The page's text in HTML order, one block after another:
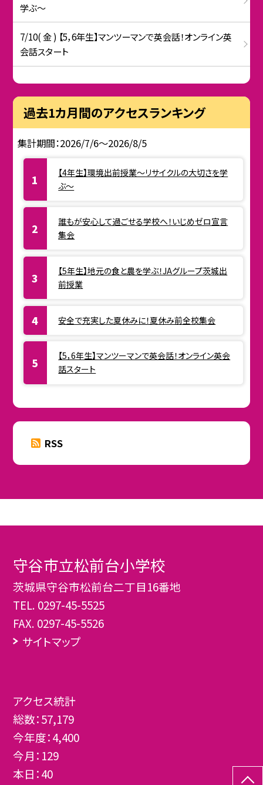
学ぶ〜
7/10( 金 ) 【5，6年生】マンツーマンで英会話！オンライン英
会話スタート
過去1カ月間のアクセスランキング
集計期間：2026/7/6～2026/8/5
【4年生】環境出前授業〜リサイクルの大切さを学
ぶ〜
誰もが安心して過ごせる学校へ！いじめゼロ宣言
集会
【5年生】地元の食と農を学ぶ！JAグループ茨城出
前授業
安全で充実した夏休みに！夏休み前全校集会
【5，6年生】マンツーマンで英会話！オンライン英会
話スタート
RSS
守谷市立松前台小学校
茨城県守谷市松前台二丁目16番地
TEL. 0297-45-5525
FAX. 0297-45-5526
サイトマップ
アクセス統計
総数：57,179
今年度：4,400
今月： 129
本日：40